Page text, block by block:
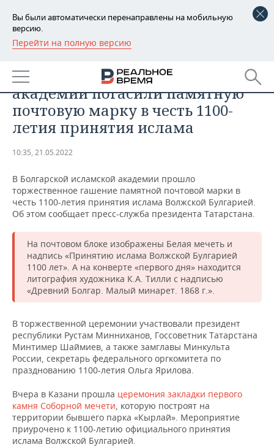
Вы были автоматически перенаправлены на мобильную
версию.
Перейти на полную версию
РЕГИОНЫ
БАШКОРТОСТАН
ТАТАРСТАН
УДМУРТИЯ
НОВОСТИ
АНАЛИТИКА
НОВОСТИ АНАЛИТИКИ
ДЕКЛАРАЦИИ О ДОХОДАХ
КОРОЛИ ГОСЗАКАЗА ПФО
ВУЗЫ ТАТАРСТАНА
КОМУ ПРИНАДЛЕЖАТ
ТОРГОВЫЕ ЦЕНТРЫ
ТАТАРСТАНА
ЭКОНОМИКА
НОВОСТИ ЭКОНОМИКИ
ФИНАНСЫ
БАНКИ
БЮДЖЕТ
ИНВЕСТИЦИИ
ПРОМЫШЛЕННОСТЬ
НОВОСТИ
ПРОМЫШЛЕННОСТИ
МАШИНОСТРОЕНИЕ
НЕФТЕХИМИЯ
ОПК
ЭНЕРГЕТИКА
НЕДВИЖИМОСТЬ
НОВОСТИ НЕДВИЖИМОСТИ
АВТО
НОВОСТИ АВТО
БИЗНЕС
НОВОСТИ БИЗНЕСА
РОЗНИЧНАЯ ТОРГОВЛЯ
ТРАНСПОРТ
УСЛУГИ
ТЕХНОЛОГИИ
НОВОСТИ ТЕХНОЛОГИЙ
IT
МЕДИА
МЕРОПРИЯТИЯ
НОВОСТИ МЕРОПРИЯТИЙ
ВЫЕЗДНАЯ РЕДАКЦИЯ
ONLINE-КОНФЕРЕНЦИИ
ОТКРЫТАЯ ЛЕКЦИЯ
СПОРТ
НОВОСТИ СПОРТА
ХОККЕЙ
БАСКЕТБОЛ
ОБЩЕСТВО
ВЛАСТЬ
ИНФРАСТРУКТУРА
СЮЖЕТЫ
СПРАВОЧНИК
В Болгарской исламской
академии погасили памятную
почтовую марку в честь 1100-
летия принятия ислама
10:35, 21.05.2022
В Болгарской исламской академии прошло
торжественное гашение памятной почтовой марки в
честь 1100-летия принятия ислама Волжской Булгарией.
Об этом сообщает пресс-служба президента Татарстана.
На почтовом блоке изображены Белая мечеть и
надпись «Принятию ислама Волжской Булгарией
1100 лет». А на конверте «первого дня» находится
литография художника К.А. Тилли с надписью
«Древний Болгар. Малый минарет. 1868 г.».
В торжественной церемонии участвовали президент
республики Рустам Минниханов, Госсоветник Татарстана
Минтимер Шаймиев, а также замглавы Минкульта
России, секретарь федерального оргкомитета по
празднованию 1100-летия Ольга Ярилова.
Вчера в Казани прошла церемония закладки первого
камня Соборной мечети, которую построят на
территории бывшего парка «Кырлай». Мероприятие
приурочено к 1100-летию официального принятия
ислама Волжской Булгарией.